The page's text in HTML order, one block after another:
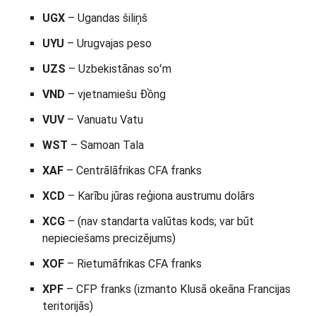
UGX – Ugandas šiliņš
UYU – Urugvajas peso
UZS – Uzbekistānas soʻm
VND – vjetnamiešu Đồng
VUV– Vanuatu Vatu
WST – Samoan Tala
XAF – Centrālāfrikas CFA franks
XCD – Karību jūras reģiona austrumu dolārs
XCG – (nav standarta valūtas kods; var būt
nepieciešams precizējums)
XOF – Rietumāfrikas CFA franks
XPF – CFP franks (izmanto Klusā okeāna Francijas
teritorijās)